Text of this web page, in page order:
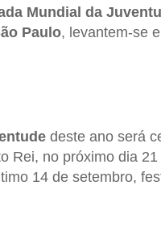
Mundial da
Paulo, levantem-se
deste ano será
Rei, no próximo dia
14 de setembro,